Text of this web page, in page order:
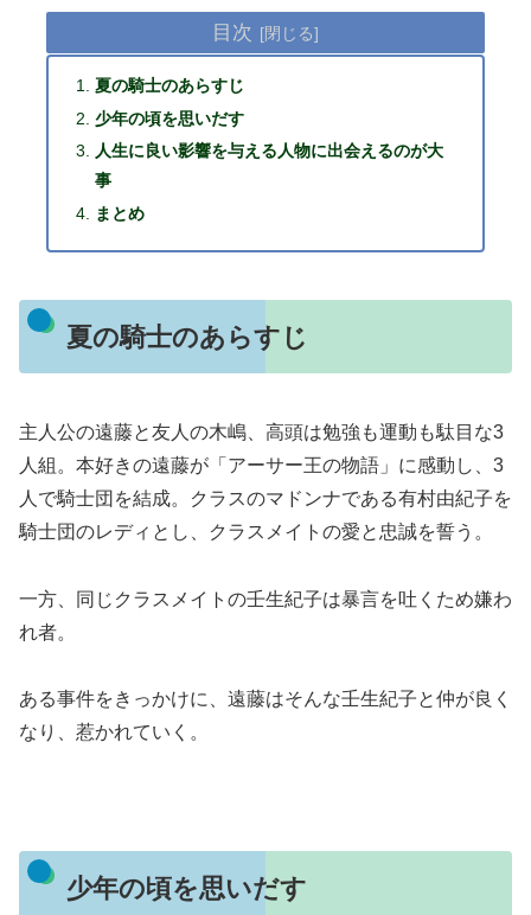
目次
夏の騎士のあらすじ
少年の頃を思いだす
人生に良い影響を与える人物に出会えるのが大
事
まとめ
夏の騎士のあらすじ
主人公の遠藤と友人の木嶋、高頭は勉強も運動も駄目な3
人組。本好きの遠藤が「アーサー王の物語」に感動し、3
人で騎士団を結成。クラスのマドンナである有村由紀子を
騎士団のレディとし、クラスメイトの愛と忠誠を誓う。
一方、同じクラスメイトの壬生紀子は暴言を吐くため嫌わ
れ者。
ある事件をきっかけに、遠藤はそんな壬生紀子と仲が良く
なり、惹かれていく。
少年の頃を思いだす